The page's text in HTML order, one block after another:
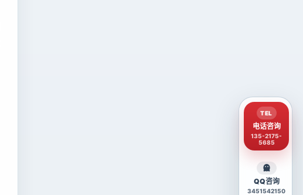
TEL
电话咨询
135-2175-
5685
QQ咨询
3451542150